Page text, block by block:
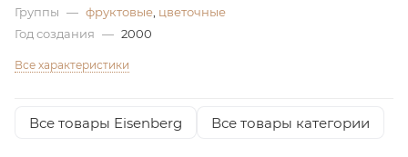
Группы — фруктовые цветочные
Год создания — 2000
Все характеристики
Все товары Eisenberg Все товары категории